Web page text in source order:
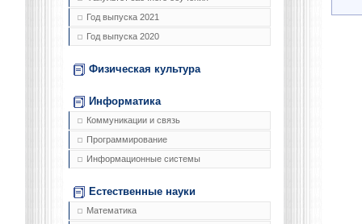
Год выпуска 2021
Год выпуска 2020
Физическая культура
Информатика
Коммуникации и связь
Программирование
Информационные системы
Естественные науки
Математика